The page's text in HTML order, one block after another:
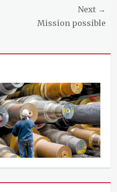
Next →
Mission possible